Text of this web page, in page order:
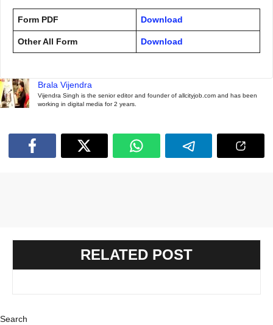
Form PDF Download
Other All Form Download
Brala Vijendra
Vijendra Singh is the senior editor and founder of allcityjob.com and has been
working in digital media for 2 years.
RELATED POST
Search